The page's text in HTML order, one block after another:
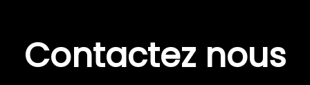
Contactez nous